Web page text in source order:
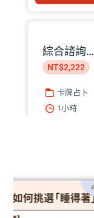
綜合諮詢｜靈魂保養師 Koayu
NT$2,222
卡牌占卜
1小時